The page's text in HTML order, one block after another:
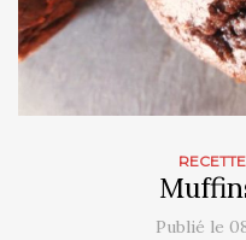
Publié le